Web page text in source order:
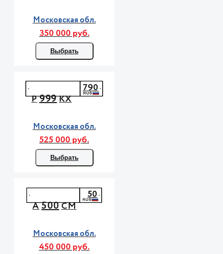
Московская обл.
350 000 руб.
Выбрать
Р999КХ
790
Московская обл.
525 000 руб.
Выбрать
А500СМ
50
Московская обл.
450 000 руб.